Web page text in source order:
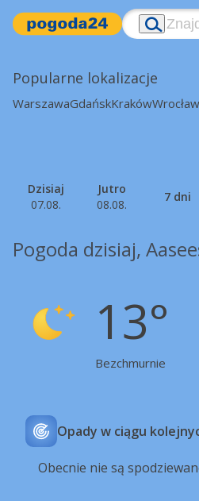
Popularne lokalizacje
WarszawaGdańskKrakówWrocław
Dzisiaj
07.08.
Jutro
08.08.
7 dni
Pogoda dzisiaj,
13°
Bezchmurnie
Opady w ciągu
Obecnie nie są